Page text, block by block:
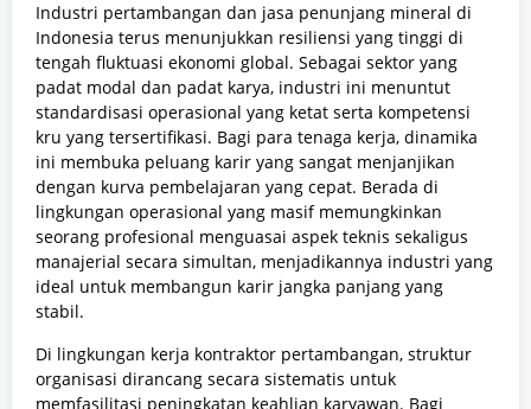
Industri pertambangan dan jasa penunjang mineral di
Indonesia terus menunjukkan resiliensi yang tinggi di
tengah fluktuasi ekonomi global. Sebagai sektor yang
padat modal dan padat karya, industri ini menuntut
standardisasi operasional yang ketat serta kompetensi
kru yang tersertifikasi. Bagi para tenaga kerja, dinamika
ini membuka peluang karir yang sangat menjanjikan
dengan kurva pembelajaran yang cepat. Berada di
lingkungan operasional yang masif memungkinkan
seorang profesional menguasai aspek teknis sekaligus
manajerial secara simultan, menjadikannya industri yang
ideal untuk membangun karir jangka panjang yang
stabil.
Di lingkungan kerja kontraktor pertambangan, struktur
organisasi dirancang secara sistematis untuk
memfasilitasi peningkatan keahlian karyawan. Bagi